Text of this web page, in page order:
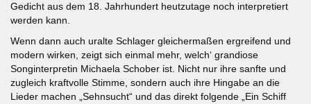
Gedicht aus dem 18. Jahrhundert heutzutage noch interpretiert
werden kann.
Wenn dann auch uralte Schlager gleichermaßen ergreifend und
modern wirken, zeigt sich einmal mehr, welch‘ grandiose
Songinterpretin Michaela Schober ist. Nicht nur ihre sanfte und
zugleich kraftvolle Stimme, sondern auch ihre Hingabe an die
Lieder machen „Sehnsucht“ und das direkt folgende „Ein Schiff